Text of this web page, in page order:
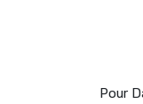
Pour